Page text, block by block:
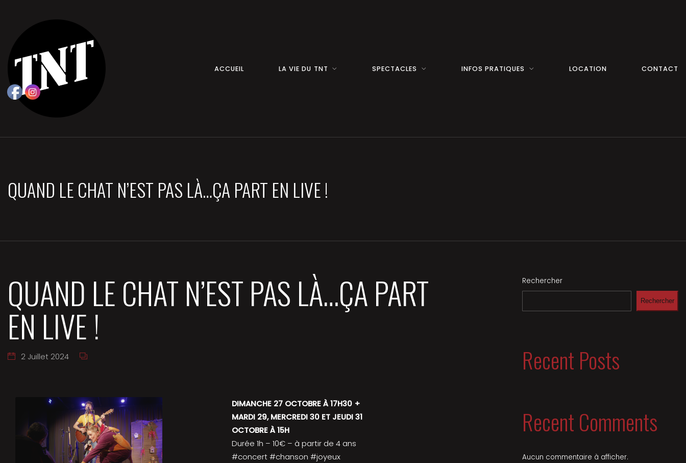
ACCUEIL LA VIE DU TNT SPECTACLES INFOS PRATIQUES LOCATION CONTACT
QUAND LE CHAT N’EST PAS LÀ…ÇA PART EN LIVE !
QUAND LE CHAT N’EST PAS LÀ…ÇA PART
EN LIVE !
2 Juillet 2024
DIMANCHE 27 OCTOBRE À 17H30 +
MARDI 29, MERCREDI 30 ET JEUDI 31
OCTOBRE À 15H
Durée 1h – 10€ – à partir de 4 ans
#concert #chanson #joyeux
Rechercher
Rechercher
Recent Posts
Recent Comments
Aucun commentaire à afficher.